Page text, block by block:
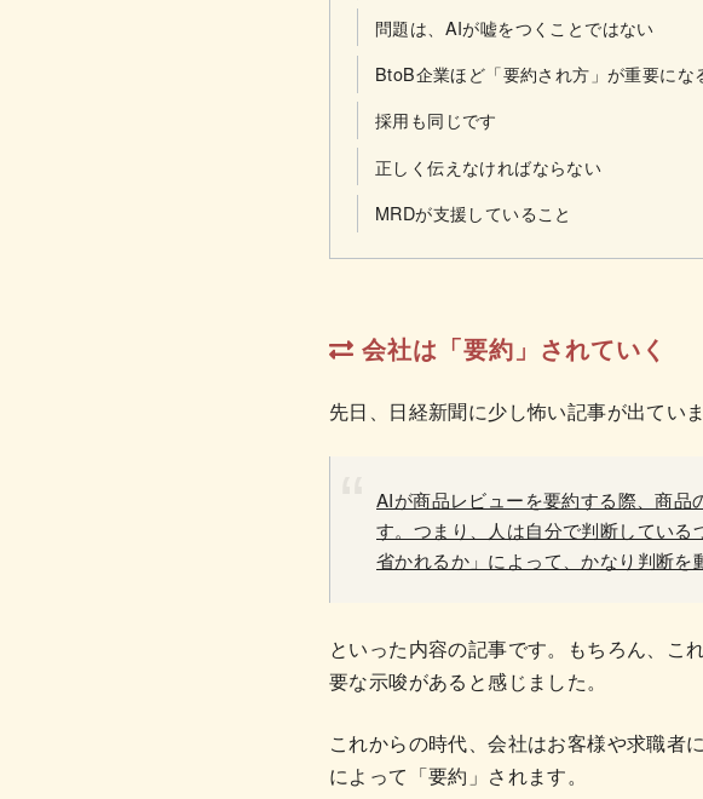
問題は、AIが嘘をつくことではない
BtoB企業ほど「要約され方」が重要にな
採用も同じです
正しく伝えなければならない
MRDが支援していること
会社は「要約」されていく
先日、日経新聞に少し怖い記事が出ていま
AIが商品レビューを要約する際、商
す。つまり、人は自分で判断してい
省かれるか」によって、かなり判断を
といった内容の記事です。もちろん、こ
要な示唆があると感じました。
これからの時代、会社はお客様や求職者
によって「要約」されます。